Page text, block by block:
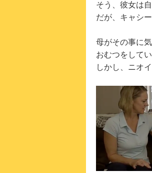
そう、彼女は
だが、キャシ
母がその事に
おむつをして
しかし、ニオ